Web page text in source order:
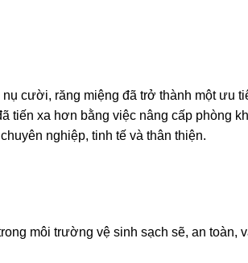
cười, răng miệng đã trở thành một ưu
tiến xa hơn bằng việc nâng cấp phòng
nghiệp, tinh tế và thân thiện.
môi trường vệ sinh sạch sẽ, an toàn,